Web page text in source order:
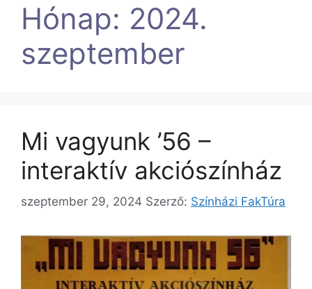
Hónap: 2024.
szeptember
Mi vagyunk ’56 –
interaktív akciószínház
szeptember 29, 2024 Szerző: Színházi FakTúra